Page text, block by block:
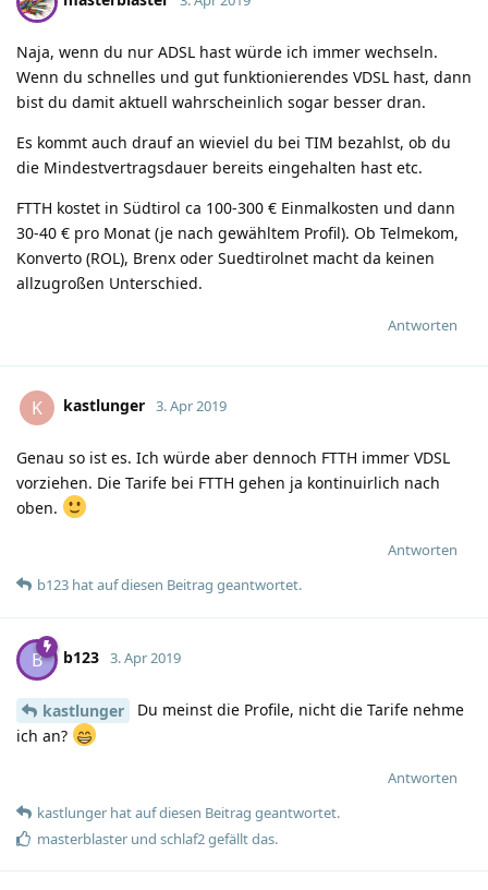
Naja, wenn du nur ADSL hast würde ich immer wechseln.
Wenn du schnelles und gut funktionierendes VDSL hast, dann
bist du damit aktuell wahrscheinlich sogar besser dran.
Es kommt auch drauf an wieviel du bei TIM bezahlst, ob du
die Mindestvertragsdauer bereits eingehalten hast etc.
FTTH kostet in Südtirol ca 100-300 € Einmalkosten und dann
30-40 € pro Monat (je nach gewähltem Profil). Ob Telmekom,
Konverto (ROL), Brenx oder Suedtirolnet macht da keinen
allzugroßen Unterschied.
Antworten
K kastlunger 3. Apr 2019
Genau so ist es. Ich würde aber dennoch FTTH immer VDSL
vorziehen. Die Tarife bei FTTH gehen ja kontinuirlich nach
oben.
Antworten
b123 hatauf diesen Beitrag geantwortet.
B b123 3. Apr 2019
kastlunger
Du meinst die Profile, nicht die Tarife nehme
ich an?
Antworten
kastlunger hatauf diesen Beitrag geantwortet.
masterblaster und schlaf2gefällt das.